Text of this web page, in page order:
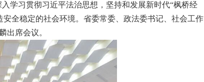
习贯彻习近平法治思想，坚持和发展新时代“枫桥经
全稳定的社会环境。省委常委、政法委书记、社会工作
出席会议。